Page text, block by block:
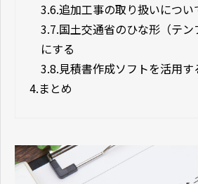
3.6.追加工事の取り扱いについ
3.7.国土交通省のひな形（テ
にする
3.8.見積書作成ソフトを活用す
4.まとめ